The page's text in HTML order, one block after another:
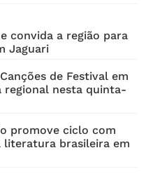
convida a região para
Jaguari
de Festival em
regional nesta quinta-
promove ciclo com
literatura brasileira em